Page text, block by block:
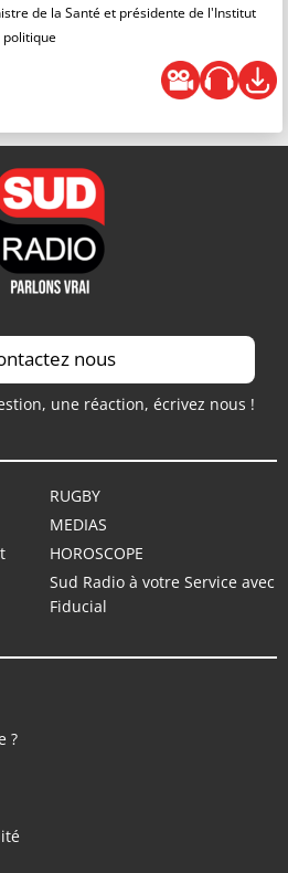
de la Santé et présidente de l'Institut
politique
nous
une réaction, écrivez nous !
RUGBY
MEDIAS
HOROSCOPE
Sud Radio à votre Service avec
Fiducial
?